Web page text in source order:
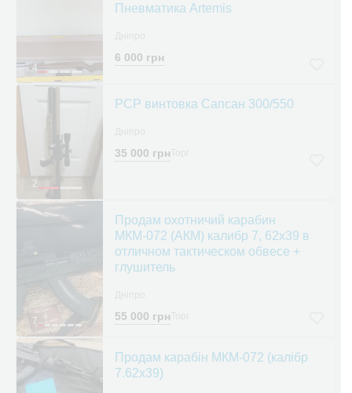
4
Пневматика Artemis
6 000 грн
2
PCP винтовка Сапсан 300/550
35 000 грн
7
Продам охотничий карабин
МКМ-072 (АКМ) калибр 7, 62х39 в
отличном тактическом обвесе +
глушитель
55 000 грн
Продам карабін МКМ-072 (калібр
7.62х39)